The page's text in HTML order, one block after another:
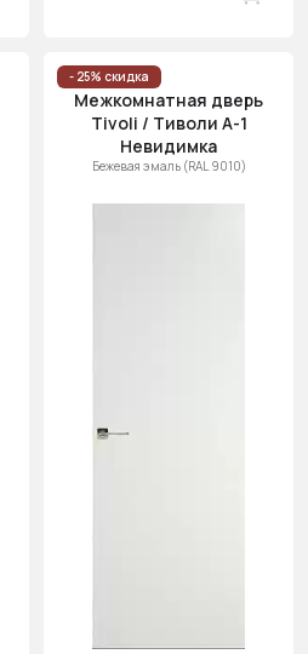
- 25% скидка
Межкомнатная дверь
Tivoli / Тиволи А-1
Невидимка
Бежевая эмаль (RAL 9010)